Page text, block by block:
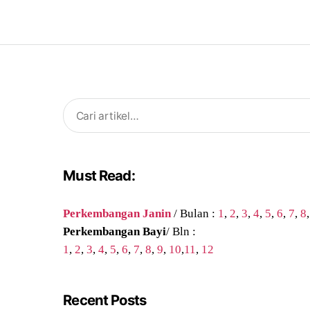
Search
for:
Must Read:
Perkembangan Janin / Bulan : 1 , 2,3,4, 5,6, 7,8
Perkembangan Bayi/ Bln :
1 , 2,3,4, 5,6, 7,8,9, 10,11 , 12
Recent Posts